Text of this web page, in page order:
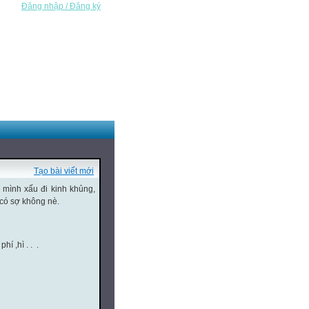
Đăng nhập / Đăng ký
Tạo bài viết mới
xấu đi kinh khủng,
sợ không nè.
,hì . . .